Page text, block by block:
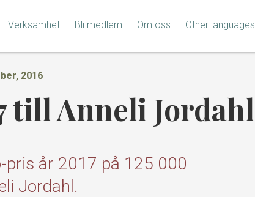
Verksamhet Bli medlem Om oss Other languages
2016
till Anneli Jordahl
pris år 2017 på 125 000
Jordahl.